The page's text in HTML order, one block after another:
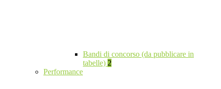
Bandi di concorso (da pubblicare in
tabelle) 2
Performance